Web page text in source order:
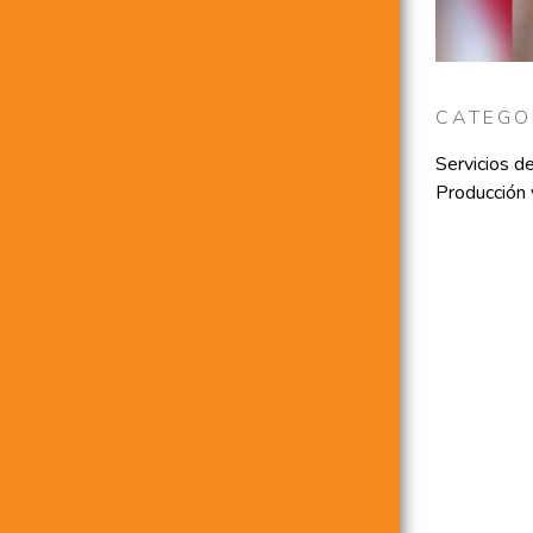
Servicios
Producción